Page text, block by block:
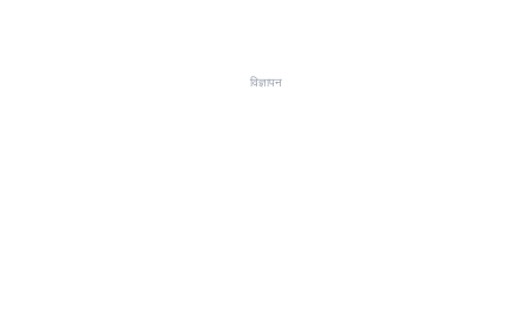
विज्ञापन